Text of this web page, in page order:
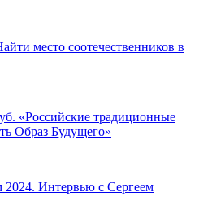
место соотечественников в
«Российские традиционные
Образ Будущего»
Интервью с Сергеем